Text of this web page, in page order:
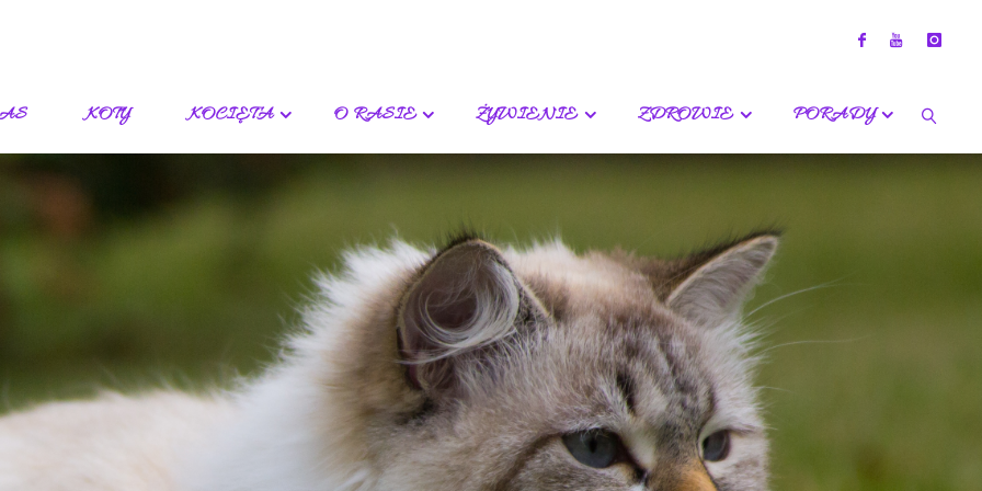
KOTY KOCIĘTA O RASIE ŻYWIENIE ZDROWIE PORADY